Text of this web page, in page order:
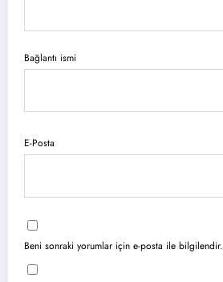
Bağlantı ismi
E-Posta
Beni sonraki yorumlar için e-posta ile bilgilendir.